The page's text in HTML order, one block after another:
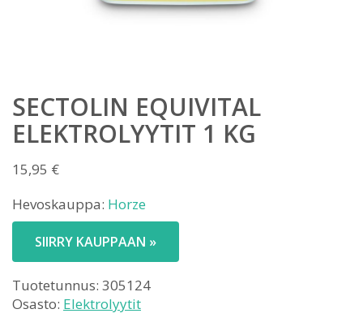
SECTOLIN EQUIVITAL
ELEKTROLYYTIT 1 KG
15,95 €
Hevoskauppa: Horze
SIIRRY KAUPPAAN »
Tuotetunnus: 305124
Osasto: Elektrolyytit